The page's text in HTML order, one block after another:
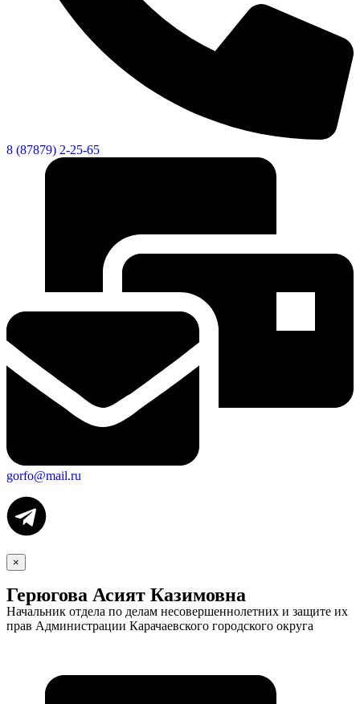
Экономика
8 (87879) 2-25-65
gorfo@mail.ru
×
Герюгова Асият Казимовна
Начальник отдела по делам несовершеннолетних и защите их
прав Администрации Карачаевского городского округа